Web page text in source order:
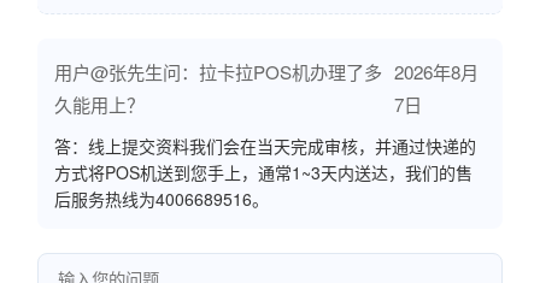
用户@张先生问：拉卡拉POS机办理了多
久能用上？
2026年8月
7日
答：线上提交资料我们会在当天完成审核，并通过快递的
方式将POS机送到您手上，通常1~3天内送达，我们的售
后服务热线为4006689516。